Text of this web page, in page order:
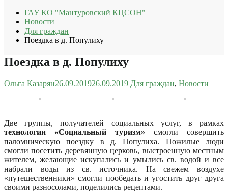
ГАУ КО "Мантуровский КЦСОН"
Новости
Для граждан
Поездка в д. Популиху
Поездка в д. Популиху
Ольга Казарян26.09.201926.09.2019 Для граждан, Новости
Две группы, получателей социальных услуг, в рамках
технологии «Социальный туризм» смогли совершить
паломническую поездку в д. Популиха. Пожилые люди
смогли посетить деревянную церковь, выстроенную местным
жителем, желающие искупались и умылись св. водой и все
набрали воды из св. источника. На свежем воздухе
«путешественники» смогли пообедать и угостить друг друга
своими разносолами, поделились рецептами.